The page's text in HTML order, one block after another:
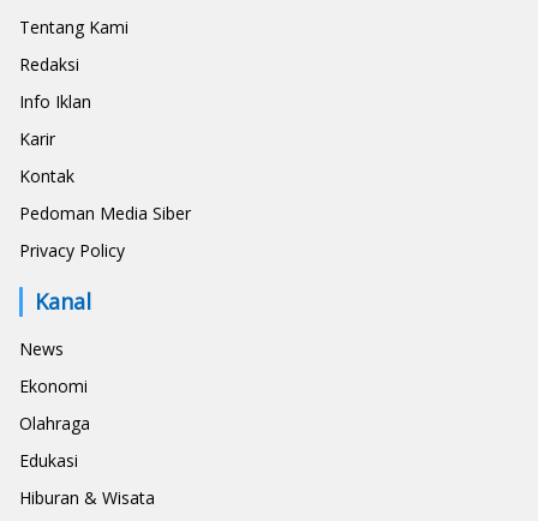
Tentang Kami
Redaksi
Info Iklan
Karir
Kontak
Pedoman Media Siber
Privacy Policy
Kanal
News
Ekonomi
Olahraga
Edukasi
Hiburan & Wisata